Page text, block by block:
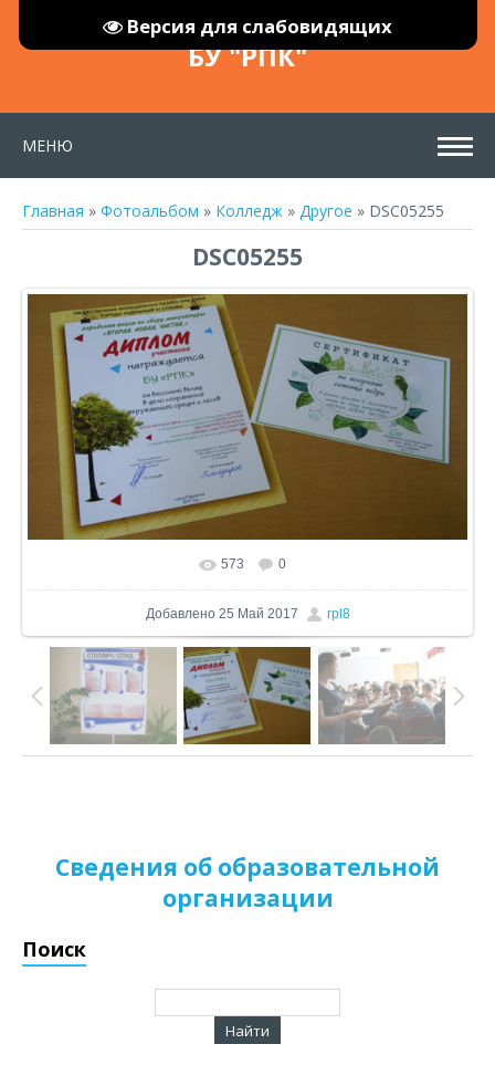
Версия для слабовидящих
БУ "РПК"
МЕНЮ
Главная » Фотоальбом » Колледж » Другое » DSC05255
DSC05255
В реальном размере 1024x572
573 0
Добавлено25 Май 2017 rpl8
Сведения об образовательной
организации
Поиск